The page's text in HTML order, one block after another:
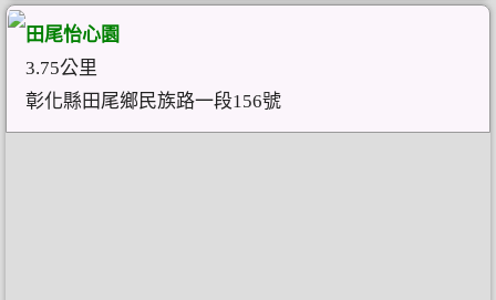
田尾怡心園
3.75公里
彰化縣田尾鄉民族路一段156號